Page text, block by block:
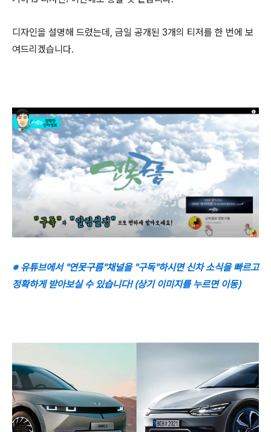
디자인을 설명해 드렸는데, 금일 공개된 3개의 티저를 한 번에 보
여드리겠습니다.
※ 유튜브에서 "연못구름"채널을 "구독"하시면 신차 소식을 빠르고
정확하게 받아보실 수 있습니다! (상기 이미지를 누르면 이동)